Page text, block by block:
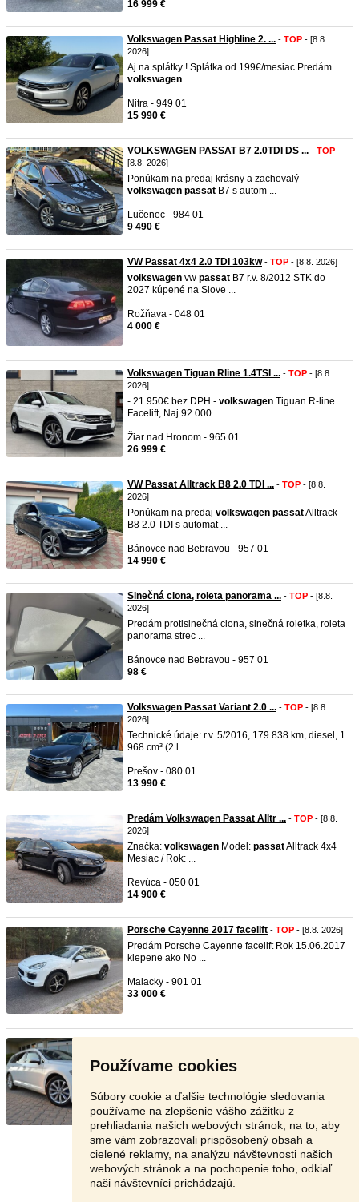
Používame cookies
Súbory cookie a ďalšie technológie sledovania
používame na zlepšenie vášho zážitku z
prehliadania našich webových stránok, na to, aby
sme vám zobrazovali prispôsobený obsah a
cielené reklamy, na analýzu návštevnosti našich
webových stránok a na pochopenie toho, odkiaľ
naši návštevníci prichádzajú.
16 999 €
Volkswagen Passat Highline 2. ... - TOP - [8.8.
2026]
Aj na splátky ! Splátka od 199€/mesiac Predám
volkswagen ...
Nitra - 949 01
15 990 €
VOLKSWAGEN PASSAT B7 2.0TDI DS ... - TOP -
[8.8. 2026]
Ponúkam na predaj krásny a zachovalý
volkswagen passat B7 s autom ...
Lučenec - 984 01
9 490 €
VW Passat 4x4 2.0 TDI 103kw- TOP - [8.8. 2026]
volkswagen vw passat B7 r.v. 8/2012 STK do
2027 kúpené na Slove ...
Rožňava - 048 01
4 000 €
Volkswagen Tiguan Rline 1.4TSI ... - TOP - [8.8.
2026]
- 21.950€ bez DPH - volkswagen Tiguan R-line
Facelift, Naj 92.000 ...
Žiar nad Hronom - 965 01
26 999 €
VW Passat Alltrack B8 2.0 TDI ... - TOP - [8.8.
2026]
Ponúkam na predaj volkswagen passatAlltrack
B8 2.0 TDI s automat ...
Bánovce nad Bebravou - 957 01
14 990 €
Slnečná clona, roleta panorama ... - TOP - [8.8.
2026]
Predám protislnečná clona, slnečná roletka, roleta
panorama strec ...
Bánovce nad Bebravou - 957 01
98 €
Volkswagen Passat Variant 2.0 ... - TOP - [8.8.
2026]
Technické údaje: r.v. 5/2016, 179 838 km, diesel, 1
968 cm³ (2 l ...
Prešov - 080 01
13 990 €
Predám Volkswagen Passat Alltr ... - TOP - [8.8.
2026]
Značka: volkswagen Model: passatAlltrack 4x4
Mesiac / Rok: ...
Revúca - 050 01
14 900 €
Porsche Cayenne 2017 facelift - TOP - [8.8. 2026]
Predám Porsche Cayenne facelift Rok 15.06.2017
klepene ako No ...
Malacky - 901 01
33 000 €
volkswagen passatVariant 2.0 TDI, 110 kW (150
Lučenec - 984 01
11 299 €
Stránka: 1 2 3 Ďalšia